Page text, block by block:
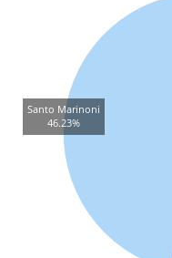
Santo Marinoni
46.23%